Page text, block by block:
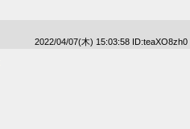
2022/04/07(木) 15:03:58 ID:teaXO8zh0